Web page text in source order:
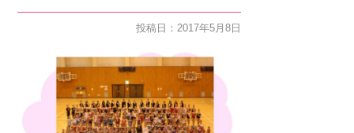
投稿日：2017年5月8日